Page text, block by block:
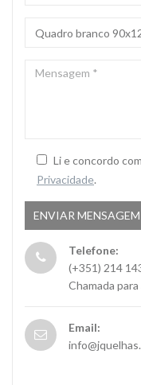
Li e concordo
Privacidade.
Telefone:
(+351) 214
Chamada
Email: